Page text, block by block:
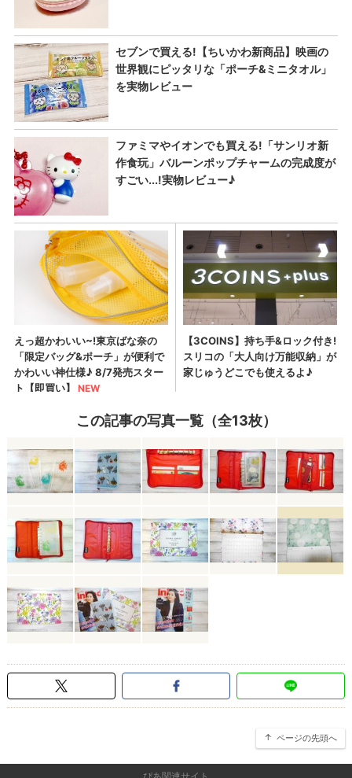
この記事の写真一覧（全13枚）
ページの先頭へ